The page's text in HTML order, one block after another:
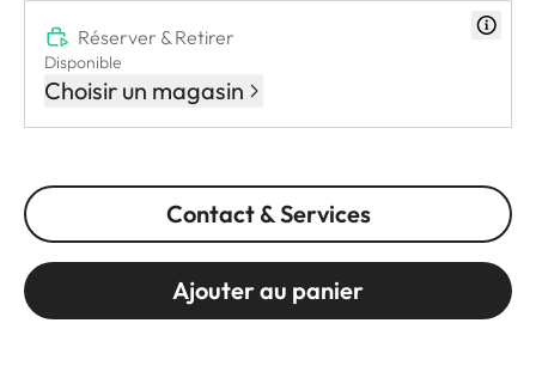
Réserver & Retirer
Disponible
Choisir un magasin
Contact & Services
Ajouter au panier